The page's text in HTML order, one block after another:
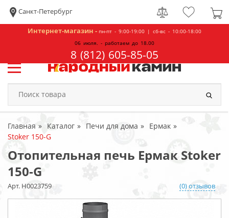
Санкт-Петербург
Интернет-магазин - пн-пт - 9:00-19:00 | сб-вс - 10:00-18:00
06 июля. - работаем до 18.00
8 (812) 605-85-05
Главная Каталог Печи для дома
Ермак
Stoker 150-G
Отопительная печь Ермак Stoker
150-G
Арт. Н0023759 (0) отзывов